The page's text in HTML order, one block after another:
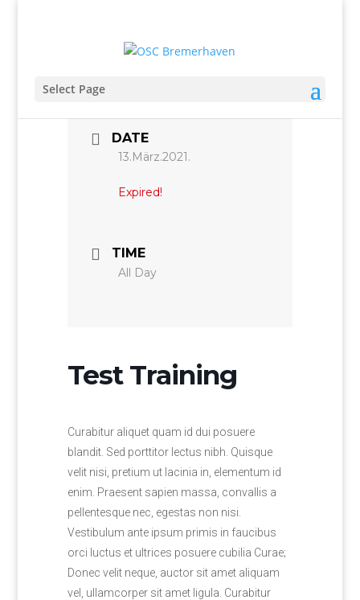
Select Page
DATE
13.März.2021.
Expired!
TIME
All Day
Test Training
Curabitur aliquet quam id dui posuere
blandit. Sed porttitor lectus nibh. Quisque
velit nisi, pretium ut lacinia in, elementum id
enim. Praesent sapien massa, convallis a
pellentesque nec, egestas non nisi.
Vestibulum ante ipsum primis in faucibus
orci luctus et ultrices posuere cubilia Curae;
Donec velit neque, auctor sit amet aliquam
vel, ullamcorper sit amet ligula. Curabitur